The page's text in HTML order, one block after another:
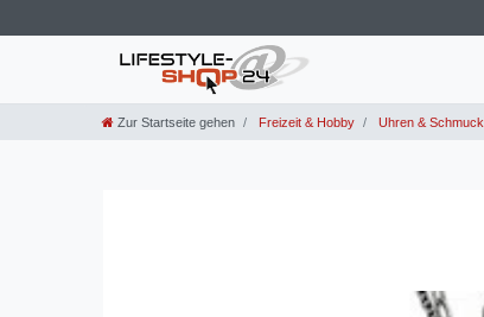
Zur Startseite gehen Freizeit & Hobby Uhren & Schmuck